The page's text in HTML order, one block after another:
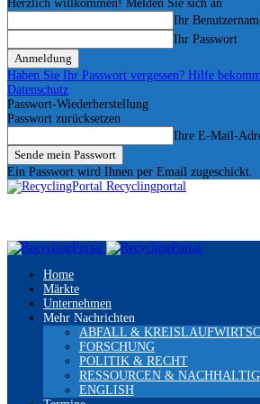
Herzlich willkommen! Melden Sie sich an
Ihr
Ihr Passwort
Haben Sie Ihr Passwort vergessen? Hilfe
Datenschutz
Passwort-Wiederherstellung
Passwort zurücksetzen
Ihre E-Mail-
Ein Passwort wird Ihnen per Email zugeschickt.
Recyclingportal
Home
Märkte
Unternehmen
Mehr Nachrichten
ABFALL &
FORSCHUNG
POLITIK & RECHT
RESSOURCEN &
ENGLISH